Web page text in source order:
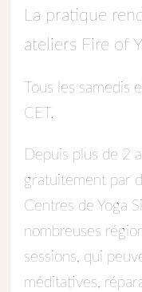
La pratique
ateliers Fire of
Tous les
CET.
Depuis plus de 2
gratuitement par
Centres de Yoga
nombreuses
sessions, qui
méditatives,